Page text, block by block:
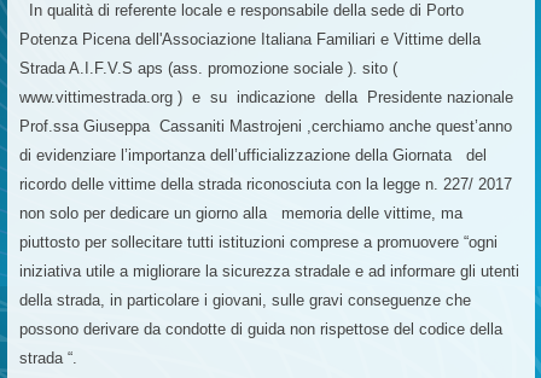
In qualità di referente locale e responsabile della sede di Porto
Potenza Picena dell'Associazione Italiana Familiari e Vittime della
Strada A.I.F.V.S aps (ass. promozione sociale ). sito (
www.vittimestrada.org ) e su indicazione della Presidente nazionale
Prof.ssa Giuseppa Cassaniti Mastrojeni ,cerchiamo anche quest’anno
di evidenziare l’importanza dell’ufficializzazione della Giornata del
ricordo delle vittime della strada riconosciuta con la legge n. 227/ 2017
non solo per dedicare un giorno alla memoria delle vittime, ma
piuttosto per sollecitare tutti istituzioni comprese a promuovere “ogni
iniziativa utile a migliorare la sicurezza stradale e ad informare gli utenti
della strada, in particolare i giovani, sulle gravi conseguenze che
possono derivare da condotte di guida non rispettose del codice della
strada “.